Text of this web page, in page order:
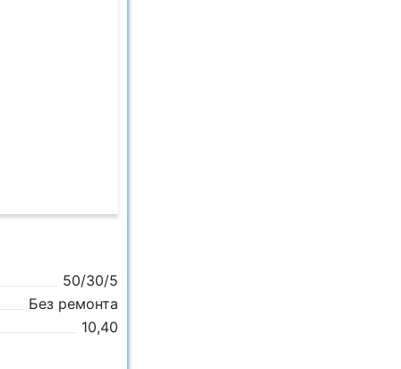
50/30/5
Без ремонта
10,40